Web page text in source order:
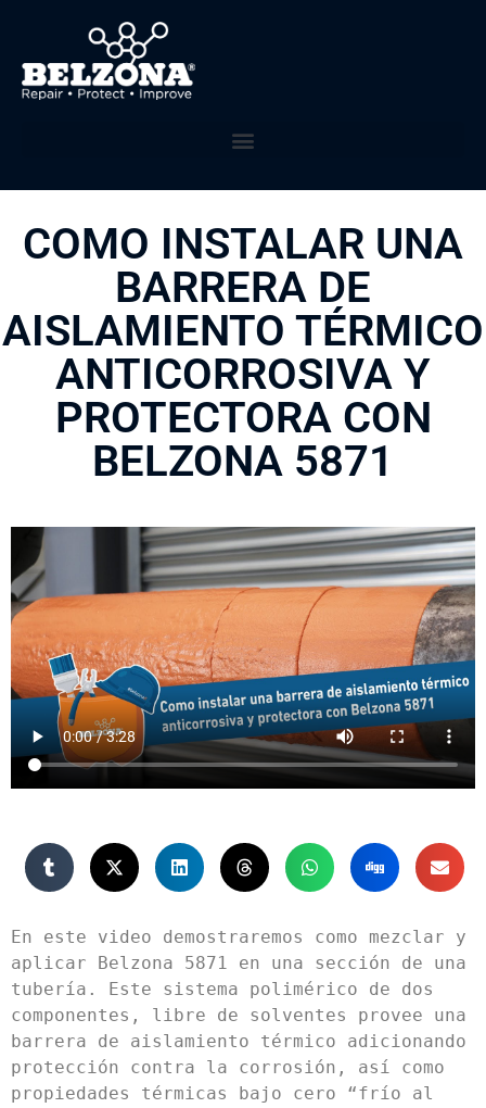
COMO INSTALAR UNA
BARRERA DE
AISLAMIENTO TÉRMICO
ANTICORROSIVA Y
PROTECTORA CON
BELZONA 5871
En este video demostraremos como mezclar y
aplicar Belzona 5871 en una sección de una
tubería. Este sistema polimérico de dos
componentes, libre de solventes provee una
barrera de aislamiento térmico adicionando
protección contra la corrosión, así como
propiedades térmicas bajo cero “frío al